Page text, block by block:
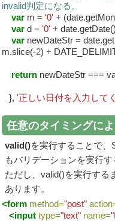
invalid判定になる。
var m = '0' +
var d = '0' +
var newDateStr =
m.slice(-2) +
return newDateStr ===
}, '正しい日付を入力して
任意のタイミングに
valid()を実行することで
もバリデーションを実行す
ただし、valid()を実行する
あります。
<form method="post"
<input type="text" name=